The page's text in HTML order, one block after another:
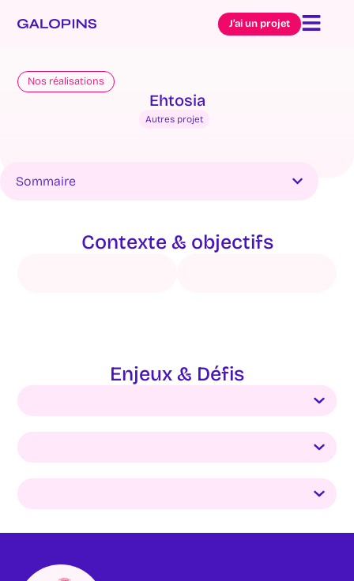
J’ai un projet
Nos réalisations
Ehtosia
Autres projet
Sommaire
Contexte & objectifs
Enjeux & Défis